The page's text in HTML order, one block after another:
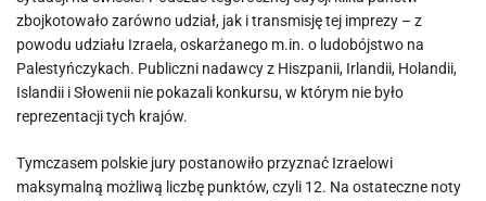
zbojkotowało zarówno udział, jak i transmisję tej imprezy – z
powodu udziału Izraela, oskarżanego m.in. o ludobójstwo na
Palestyńczykach. Publiczni nadawcy z Hiszpanii, Irlandii, Holandii,
Islandii i Słowenii nie pokazali konkursu, w którym nie było
reprezentacji tych krajów.
Tymczasem polskie jury postanowiło przyznać Izraelowi
maksymalną możliwą liczbę punktów, czyli 12. Na ostateczne noty